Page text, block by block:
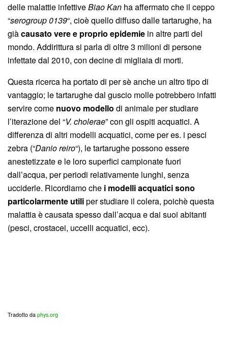
delle malattie infettiveBiao Kan ha affermato che il ceppo
“serogroup 0139“, cioè quello diffuso dalle tartarughe, ha
giàcausato vere e proprio epidemie in altre parti del
mondo. Addirittura si parla di oltre 3 milioni di persone
infettate dal 2010, con decine di migliaia di morti.
Questa ricerca ha portato di per sè anche un altro tipo di
vantaggio; le tartarughe dal guscio molle potrebbero infatti
servire come nuovo modello di animale per studiare
l’iterazione del “V. cholerae” con gli ospiti acquatici. A
differenza di altri modelli acquatici, come per es. i pesci
zebra (“Danio reiro“), le tartarughe possono essere
anestetizzate e le loro superfici campionate fuori
dall’acqua, per periodi relativamente lunghi, senza
ucciderle. Ricordiamo che i modelli acquatici sono
particolarmente utiliper studiare il colera, poichè questa
malattia è causata spesso dall’acqua e dai suoi abitanti
(pesci, crostacei, uccelli acquatici, ecc).
Tradotto da phys.org